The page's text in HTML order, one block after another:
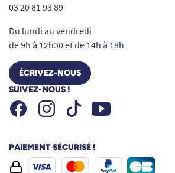
03 20 81 93 89
Du lundi au vendredi
de 9h à 12h30 et de 14h à 18h
ÉCRIVEZ-NOUS
SUIVEZ-NOUS !
FacebookInstagramTiktok Youtube
PAIEMENT SÉCURISÉ !